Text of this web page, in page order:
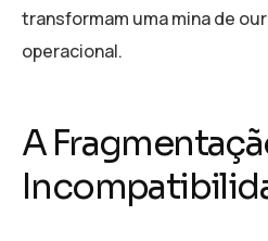
transformam uma mina de
operacional.
A